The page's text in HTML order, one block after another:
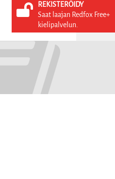
KIRJAUDU SISÄÄN
REKISTERÖIDY
REKISTERÖIDY
Saat laajan Redfox Free+
kielipalvelun.